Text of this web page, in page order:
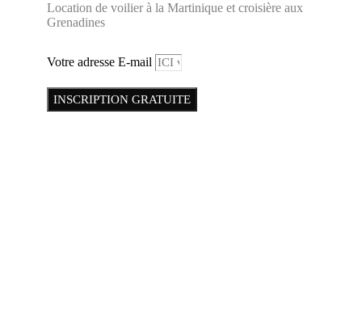
Location de voilier à la Martinique et croisière aux
Grenadines
Votre adresse E-mail
INSCRIPTION GRATUITE